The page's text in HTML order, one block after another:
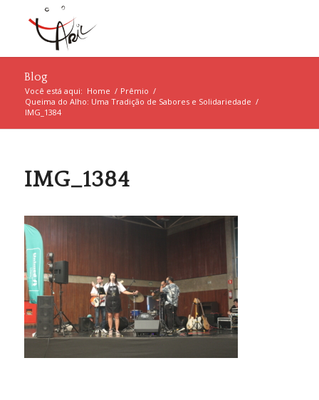
Blog
Você está aqui: Home / Prêmio /
Queima do Alho: Uma Tradição de Sabores e Solidariedade /
IMG_1384
IMG_1384